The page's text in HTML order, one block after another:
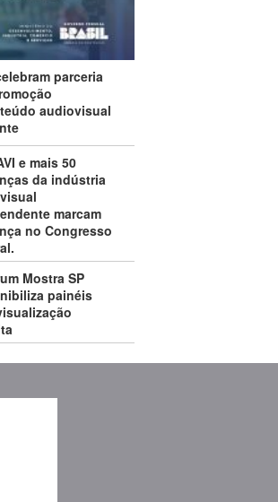
parceria
audiovisual
e mais 50
da indústria
marcam
no Congresso
Mostra SP
painéis